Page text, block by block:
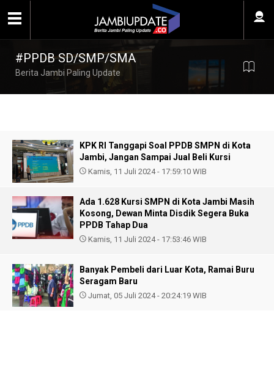
#PPDB SD/SMP/SMA
Berita Jambi Paling Update
KPK RI Tanggapi Soal PPDB SMPN di Kota
Jambi, Jangan Sampai Jual Beli Kursi
Kamis, 11 Juli 2024 - 17:59:10 WIB
Ada 1.628 Kursi SMPN di Kota Jambi Masih
Kosong, Dewan Minta Disdik Segera Buka
PPDB Tahap Dua
Kamis, 11 Juli 2024 - 17:53:46 WIB
Banyak Pembeli dari Luar Kota, Ramai Buru
Seragam Baru
Jumat, 05 Juli 2024 - 20:24:19 WIB